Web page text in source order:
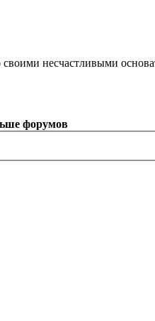
несчастливыми
форумов